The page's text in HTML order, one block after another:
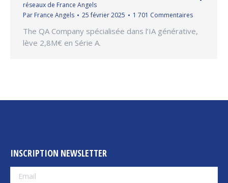
réseaux de France Angels
Par France Angels 25 février 2025 1 701 Commentaires
The QA Company spécialisée dans l’IA générative,
lève 2,8M€ en Série A.
INSCRIPTION NEWSLETTER